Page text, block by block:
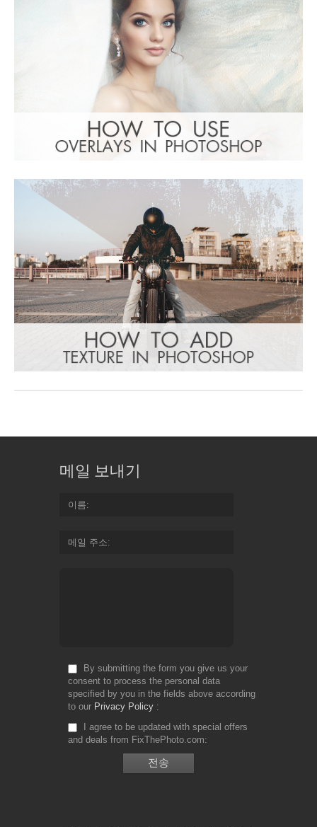
메일 보내기
이름
메일 주소
By submitting the form you give us your
consent to process the personal data
specified by you in the fields above according
to our Privacy Policy
I agree to be updated with special offers
and deals from FixThePhoto.com